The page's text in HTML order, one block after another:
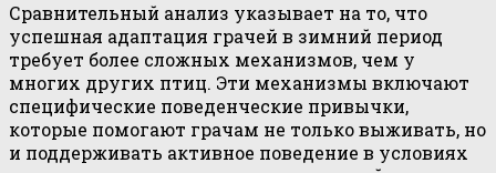
Сравнительный анализ указывает на то, что
успешная адаптация грачей в зимний период
требует более сложных механизмов, чем у
многих других птиц. Эти механизмы включают
специфические поведенческие привычки,
которые помогают грачам не только выживать, но
и поддерживать активное поведение в условиях